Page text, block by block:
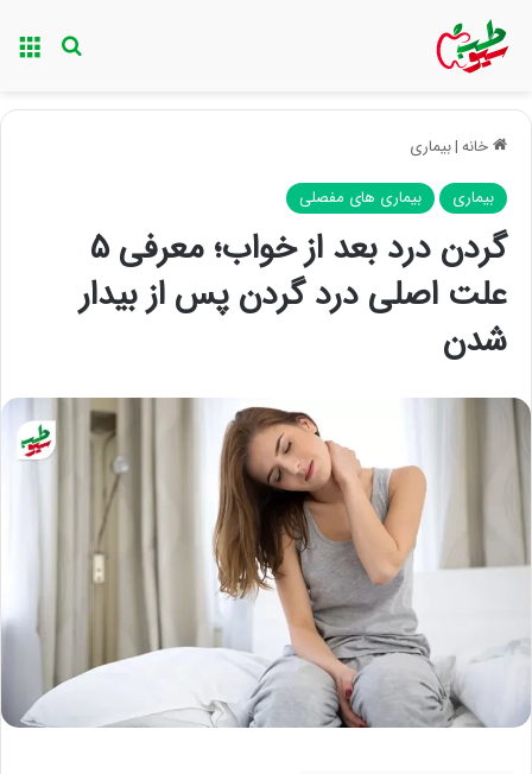
خانه|بیماری
بیماری بیماری های مفصلی
گردن درد بعد از خواب؛ معرفی ۵
علت اصلی درد گردن پس از بیدار
شدن